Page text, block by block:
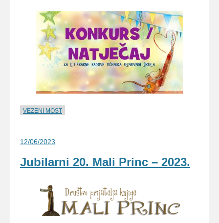
VEZENI MOST
12/06/2023
Jubilarni 20. Mali Princ – 2023.